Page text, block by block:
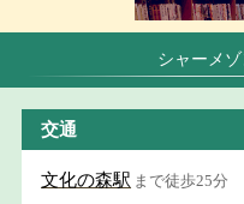
シャーメ
交通
文化の森駅 まで徒歩25分